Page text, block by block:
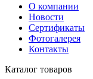
О компании
Новости
Сертификаты
Фотогалерея
Контакты
Каталог товаров